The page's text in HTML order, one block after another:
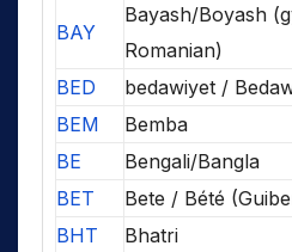
BAY
Bayash/Boyash
Romanian)
BED
bedawiyet /
BEM
Bemba
BE
Bengali/Bangla
BET
Bete / Bété
BHT
Bhatri